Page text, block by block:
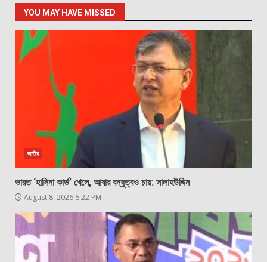
YOU MAY HAVE MISSED
জাতীয়
ভারত ‘হাসিনা কার্ড’ খেলে, আবার বন্ধুত্বও চায়: সালাহউদ্দিন
August 8, 2026 6:22 PM